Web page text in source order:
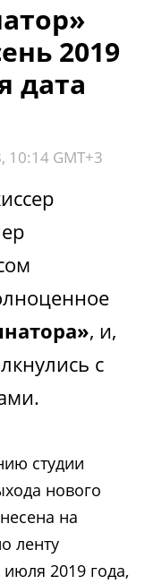
2019
дата
10:14 GMT+3
, и,
с
студии
нового
на
ленту
2019 года,